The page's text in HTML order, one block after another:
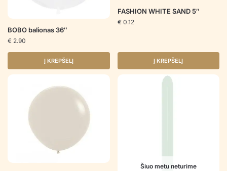
BOBO balionas 36″
€ 2.90
Į KREPŠELĮ
FASHION WHITE SAND 5″
€ 0.12
Į KREPŠELĮ
Šiuo metu neturime